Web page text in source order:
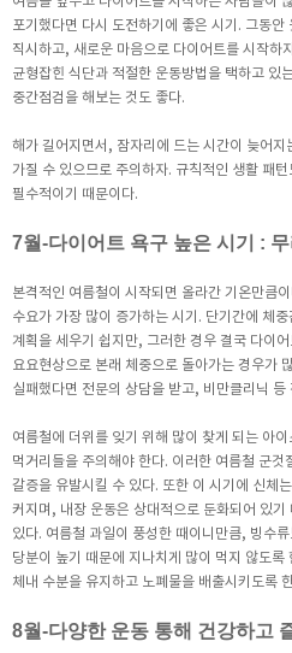
포기했다면 다시 도전하기에 좋은 시기. 그동안
직시하고, 새로운 마음으로 다이어트를 시작하
균형잡힌 식단과 적절한 운동방법을 택하고 있
중간점검을 해보는 것도 좋다.
해가 길어지면서, 잠자리에 드는 시간이 늦어
가질 수 있으므로 주의하자. 규칙적인 생활 패
필수적이기 때문이다.
7월-다이어트 욕구 높은 시기 :
본격적인 여름철이 시작되면 올라간 기온만큼
수요가 가장 많이 증가하는 시기. 단기간에 체
계획을 세우기 쉽지만, 그러한 경우 결국 다이
요요현상으로 본래 체중으로 돌아가는 경우가
실패했다면 전문의 상담을 받고, 비만클리닉
여름철에 더위를 잊기 위해 많이 찾게 되는 아
먹거리들을 주의해야 한다. 이러한 여름철 군
갈증을 유발시킬 수 있다. 또한 이 시기에 신체
커지며, 내장 운동은 상대적으로 둔화되어 있
있다. 여름철 과일이 풍성한 때이니만큼, 빙수
당분이 높기 때문에 지나치게 많이 먹지 않도록
체내 수분을 유지하고 노폐물을 배출시키도록
8월-다양한 운동 통해 건강하고